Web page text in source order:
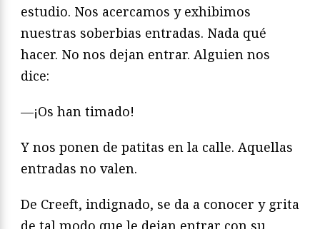
estudio. Nos acercamos y exhibimos
nuestras soberbias entradas. Nada qué
hacer. No nos dejan entrar. Alguien nos
dice:
—¡Os han timado!
Y nos ponen de patitas en la calle. Aquellas
entradas no valen.
De Creeft, indignado, se da a conocer y grita